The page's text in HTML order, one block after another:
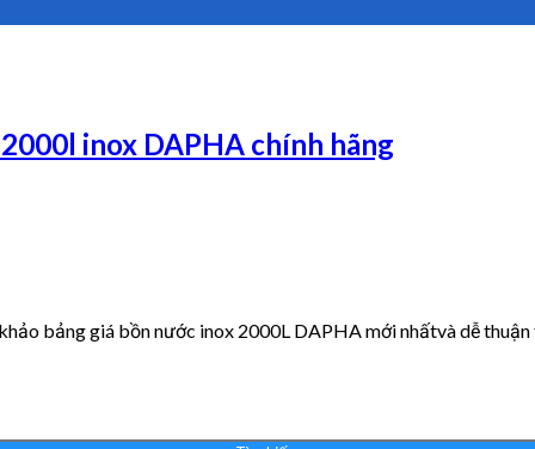
inox DAPHA chính hãng
bảng giá bồn nước inox 2000L DAPHA mới nhấtvà dễ thuận